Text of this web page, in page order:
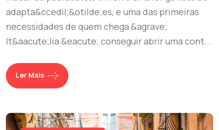
adapta&ccedil;&otilde;es, e uma das primeiras
necessidades de quem chega &agrave;
It&aacute;lia &eacute; conseguir abrir uma cont...
Ler Mais